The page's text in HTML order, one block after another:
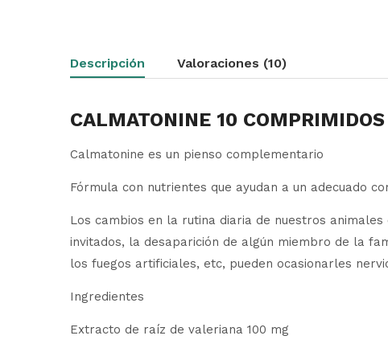
Descripción Valoraciones (10)
CALMATONINE 10 COMPRIMIDOS
Calmatonine es un pienso complementario
Fórmula con nutrientes que ayudan a un adecuado
Los cambios en la rutina diaria de nuestros
invitados, la desaparición de algún miembro de la
los fuegos artificiales, etc, pueden ocasionarles
Ingredientes
Extracto de raíz de valeriana 100 mg